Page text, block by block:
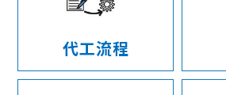
代工流程